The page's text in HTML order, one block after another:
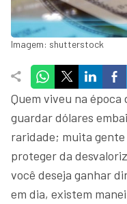
Imagem: shutterstock
Quem viveu na
guardar dólares
raridade; muita
proteger da
você deseja ganhar
em dia, existem